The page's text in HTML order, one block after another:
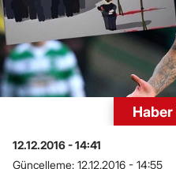
12.12.2016 - 14:41
Güncelleme: 12.12.2016 - 14:55